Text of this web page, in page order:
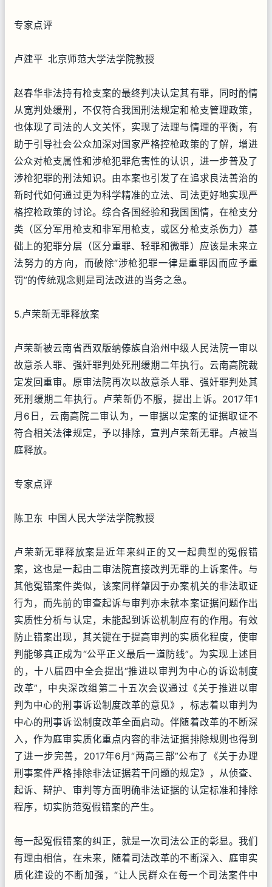
专家点评
卢建平 北京师范大学法学院教授
赵春华非法持有枪支案的最终判决认定其有罪，同时酌情
从宽判处缓刑，不仅符合我国刑法规定和枪支管理政策，
也体现了司法的人文关怀，实现了法理与情理的平衡，有
助于引导社会公众加深对国家严格控枪政策的了解，增进
公众对枪支属性和涉枪犯罪危害性的认识，进一步普及了
涉枪犯罪的刑法知识。由本案也引发了在追求良法善治的
新时代如何通过更为科学精准的立法、司法更好地实现严
格控枪政策的讨论。综合各国经验和我国国情，在枪支分
类（区分军用枪支和非军用枪支，或区分枪支杀伤力）基
础上的犯罪分层（区分重罪、轻罪和微罪）应该是未来立
法努力的方向，而破除“涉枪犯罪一律是重罪因而应予重
罚”的传统观念则是司法改进的当务之急。
5.卢荣新无罪释放案
卢荣新被云南省西双版纳傣族自治州中级人民法院一审以
故意杀人罪、强奸罪判处死刑缓期二年执行。云南高院裁
定发回重审。原审法院再次以故意杀人罪、强奸罪判处其
死刑缓期二年执行。卢荣新仍不服，提出上诉。2017年1
月6日，云南高院二审认为，一审据以定案的证据取证不
符合相关法律规定，予以排除，宣判卢荣新无罪。卢被当
庭释放。
专家点评
陈卫东 中国人民大学法学院教授
卢荣新无罪释放案是近年来纠正的又一起典型的冤假错
案，这也是一起由二审法院直接改判无罪的上诉案件。与
其他冤错案件类似，该案同样肇因于办案机关的非法取证
行为，而先前的审查起诉与审判亦未就本案证据问题作出
实质性分析与认定，未能起到诉讼机制应有的作用。有效
防止错案出现，其关键在于提高审判的实质化程度，使审
判能够真正成为“公平正义最后一道防线”。为实现上述目
的，十八届四中全会提出“推进以审判为中心的诉讼制度
改革”，中央深改组第二十五次会议通过《关于推进以审
判为中心的刑事诉讼制度改革的意见》，标志着以审判为
中心的刑事诉讼制度改革全面启动。伴随着改革的不断深
入，作为庭审实质化重点内容的非法证据排除规则也得到
了进一步完善，2017年6月“两高三部”公布了《关于办理
刑事案件严格排除非法证据若干问题的规定》，从侦查、
起诉、辩护、审判等方面明确非法证据的认定标准和排除
程序，切实防范冤假错案的产生。
每一起冤假错案的纠正，就是一次司法公正的彰显。我们
有理由相信，在未来，随着司法改革的不断深入、庭审实
质化建设的不断加强，“让人民群众在每一个司法案件中